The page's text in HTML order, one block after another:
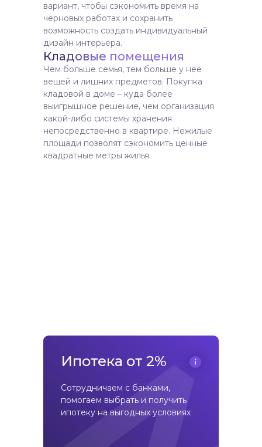
вариант, чтобы сэкономить время на
черновых работах и сохранить
возможность создать индивидуальный
дизайн интерьера.
Кладовые помещения
Чем больше семья, тем больше у нее
вещей и лишних предметов. Покупка
кладовой в доме – куда более
выигрышное решение, чем организация
какой-либо системы хранения
непосредственно в квартире. Нежилые
площади позволят сэкономить ценные
квадратные метры жилья.
Сотрудничаем с банками,
помогаем выбрать и получить
ипотеку на выгодных условиях
Ипотека от 2%